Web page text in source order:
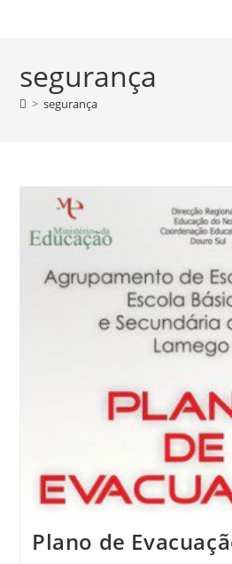
segurança
> segurança
Plano de